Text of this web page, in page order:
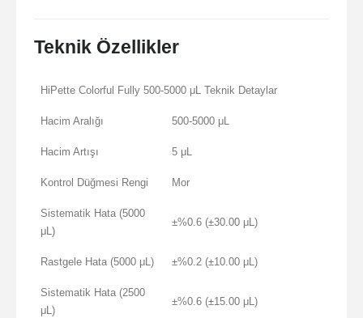
Teknik Özellikler
HiPette Colorful Fully 500-5000 μL Teknik Detaylar
Hacim Aralığı 500-5000 μL
Hacim Artışı 5 μL
Kontrol Düğmesi Rengi Mor
Sistematik Hata (5000
μL)
±%0.6 (±30.00 μL)
Rastgele Hata (5000 μL) ±%0.2 (±10.00 μL)
Sistematik Hata (2500
μL)
±%0.6 (±15.00 μL)